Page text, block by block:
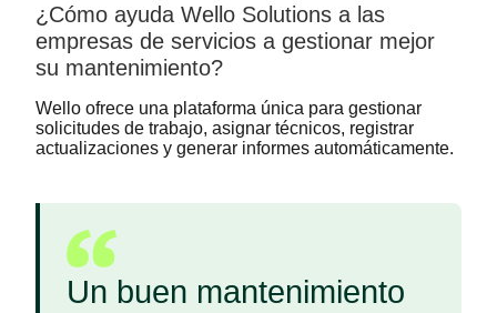
¿Cómo ayuda Wello Solutions a las
empresas de servicios a gestionar mejor
su mantenimiento?
Wello ofrece una plataforma única para gestionar
solicitudes de trabajo, asignar técnicos, registrar
actualizaciones y generar informes automáticamente.
Un buen mantenimiento